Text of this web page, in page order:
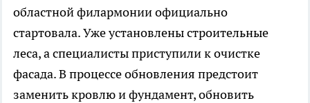
областной филармонии официально
стартовала. Уже установлены строительные
леса, а специалисты приступили к очистке
фасада. В процессе обновления предстоит
заменить кровлю и фундамент, обновить